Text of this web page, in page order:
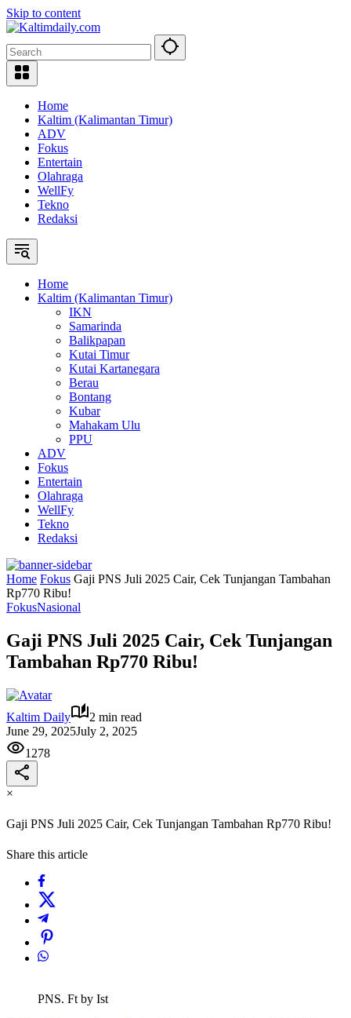
Skip to content
Home
Kaltim (Kalimantan Timur)
ADV
Fokus
Entertain
Olahraga
WellFy
Tekno
Redaksi
Home
Kaltim (Kalimantan Timur)
IKN
Samarinda
Balikpapan
Kutai Timur
Kutai Kartanegara
Berau
Bontang
Kubar
Mahakam Ulu
PPU
ADV
Fokus
Entertain
Olahraga
WellFy
Tekno
Redaksi
Home Fokus Gaji PNS Juli 2025 Cair, Cek Tunjangan Tambahan
Rp770 Ribu!
FokusNasional
Gaji PNS Juli 2025 Cair, Cek Tunjangan
Tambahan Rp770 Ribu!
Kaltim Daily
2 min read
June 29, 2025July 2, 2025
1278
×
Gaji PNS Juli 2025 Cair, Cek Tunjangan Tambahan Rp770 Ribu!
Share this article
PNS. Ft by Ist